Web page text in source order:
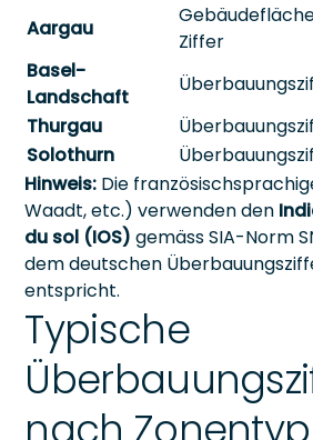
Aargau
Ziffer
Basel-
Landschaft
Thurgau
Solothurn
Hinweis: Die
Waadt, etc.) verwenden den
du sol (IOS) gemäss SIA-Norm
dem deutschen
entspricht.
Typische
nach Zonentyp